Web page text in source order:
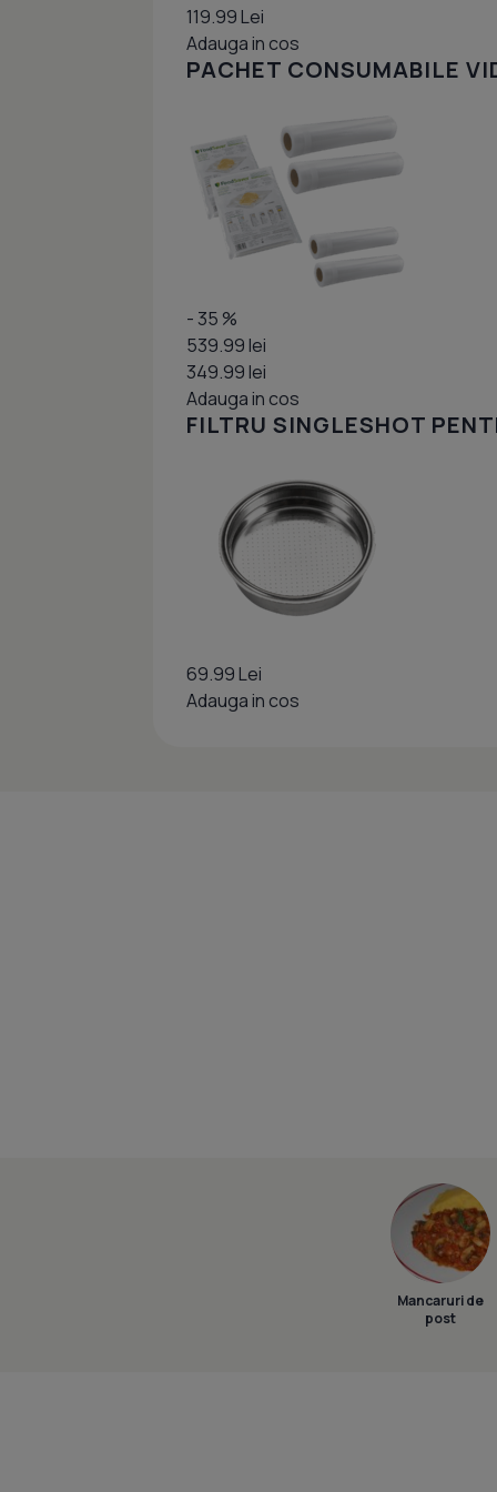
119.99 Lei
Adauga in cos
PACHET CONSUMABILE
- 35 %
539.99 lei
349.99 lei
Adauga in cos
FILTRU SINGLESHOT
69.99 Lei
Adauga in cos
Mancaruri de
post